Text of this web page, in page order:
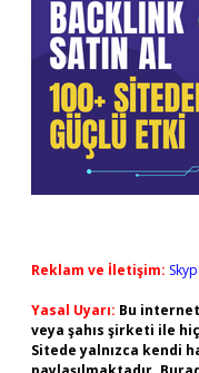
Reklam ve İletişim:
Yasal Uyarı: Bu
veya şahıs şirketi ile
Sitede yalnızca kendi